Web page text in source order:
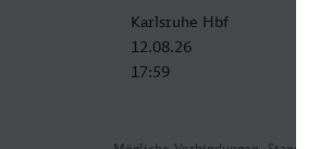
Karlsruhe Hbf
12.08.26
17:59